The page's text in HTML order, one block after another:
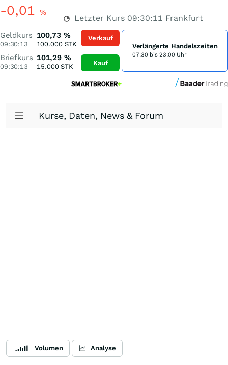
-0,01 %
Letzter Kurs 09:30:11 Frankfurt
Geldkurs
09:30:13
100,73 %
100.000STK
Briefkurs
09:30:13
101,29 %
15.000STK
Verkauf
Kauf
Verlängerte Handelszeiten
07:30 bis 23:00 Uhr
Kurse, Daten, News & Forum
Volumen Analyse